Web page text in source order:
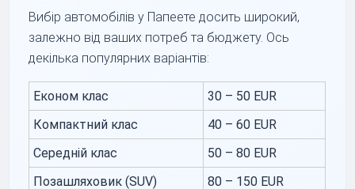
Вибір автомобілів у Папеете досить широкий,
залежно від ваших потреб та бюджету. Ось
декілька популярних варіантів:
Економ клас
30 – 50 EUR
Компактний клас
40 – 60 EUR
Середній клас
50 – 80 EUR
Позашляховик (SUV)
80 – 150 EUR